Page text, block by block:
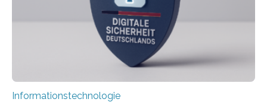
Informationstechnologie